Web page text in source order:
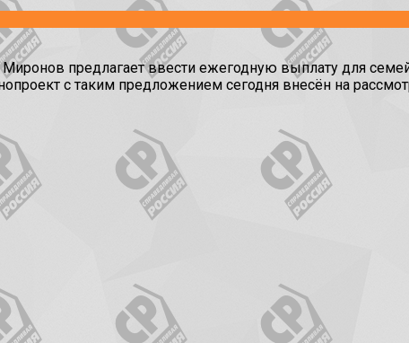
предлагает ввести ежегодную выплату для
с таким предложением сегодня внесён на